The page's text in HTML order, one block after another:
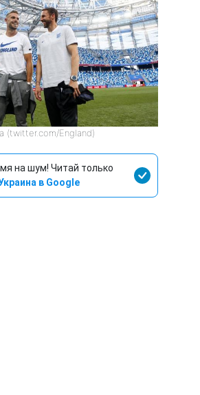
(twitter.com/England)
на шум! Читай только
в Google